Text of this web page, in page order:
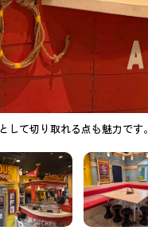
て切り取れる点も魅力です。